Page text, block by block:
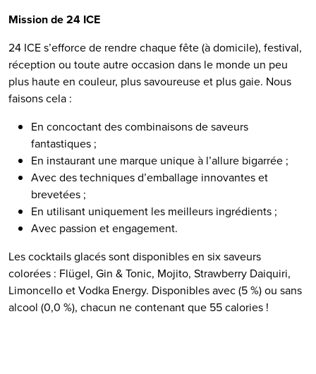
Mission de 24 ICE
24 ICE s’efforce de rendre chaque fête (à domicile), festival,
réception ou toute autre occasion dans le monde un peu
plus haute en couleur, plus savoureuse et plus gaie. Nous
faisons cela :
En concoctant des combinaisons de saveurs
fantastiques ;
En instaurant une marque unique à l’allure bigarrée ;
Avec des techniques d’emballage innovantes et
brevetées ;
En utilisant uniquement les meilleurs ingrédients ;
Avec passion et engagement.
Les cocktails glacés sont disponibles en six saveurs
colorées : Flügel, Gin & Tonic, Mojito, Strawberry Daiquiri,
Limoncello et Vodka Energy. Disponibles avec (5 %) ou sans
alcool (0,0 %), chacun ne contenant que 55 calories !